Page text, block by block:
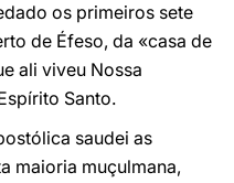
os primeiros sete
de Éfeso, da «casa de
ali viveu Nossa
Santo.
saudei as
maioria muçulmana,